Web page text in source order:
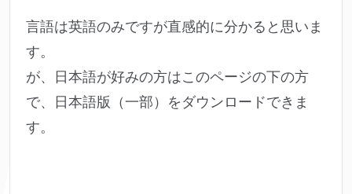
言語は英語のみですが直感的に分かると思いま
す。
が、日本語が好みの方はこのページの下の方
で、日本語版（一部）をダウンロードできま
す。